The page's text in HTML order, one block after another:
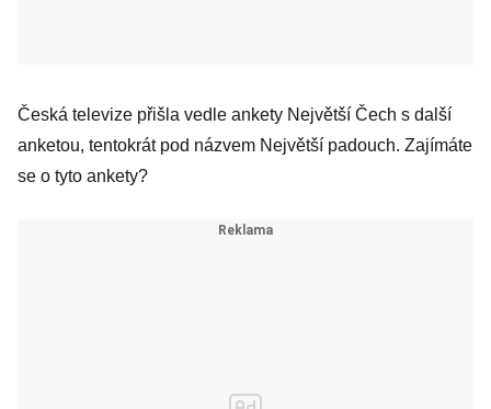
Česká televize přišla vedle ankety Největší Čech s další
anketou, tentokrát pod názvem Největší padouch. Zajímáte
se o tyto ankety?